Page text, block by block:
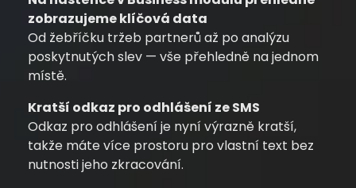
zobrazujeme klíčová data
Od žebříčku tržeb partnerů až po analýzu
poskytnutých slev — vše přehledně na jednom
místě.
Kratší odkaz pro odhlášení ze SMS
Odkaz pro odhlášení je nyní výrazně kratší,
takže máte více prostoru pro vlastní text bez
nutnosti jeho zkracování.